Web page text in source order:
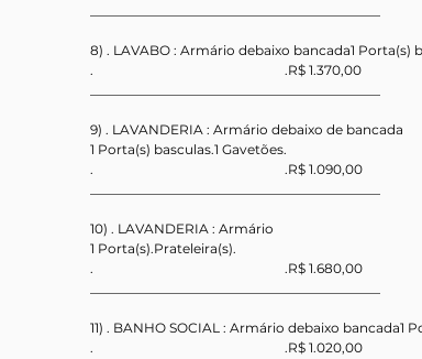
8) . LAVABO : Armário debaixo bancada1 Porta(s)
.                                                          .R$ 1.370,00
9) . LAVANDERIA : Armário debaixo de bancada
1 Porta(s) basculas.1 Gavetões.
.                                                          .R$ 1.090,00
10) . LAVANDERIA : Armário
1 Porta(s).Prateleira(s).
.                                                          .R$ 1.680,00
11) . BANHO SOCIAL : Armário debaixo bancada1
.                                                          .R$ 1.020,00